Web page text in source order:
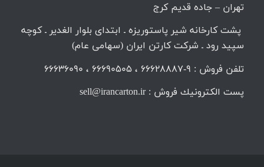
تهران – جاده قديم كرج
پشت کارخانه شیر پاستوریزه ـ ابتدای بلوار الغدیر ـ کوچه
سپید رود ـ شرکت کارتن ایران (سهامی عام)
تلفن فروش : 9-66628887 ، 66690505 ، 66636090
پست الكترونيك فروش : sell@irancarton.ir